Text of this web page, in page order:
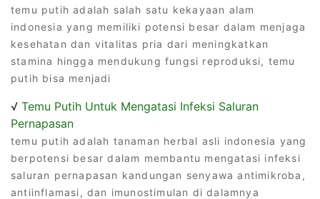
temu putih adalah salah satu kekayaan alam
indonesia yang memiliki potensi besar dalam menjaga
kesehatan dan vitalitas pria dari meningkatkan
stamina hingga mendukung fungsi reproduksi, temu
putih bisa menjadi
√ Temu Putih Untuk Mengatasi Infeksi Saluran
Pernapasan
temu putih adalah tanaman herbal asli indonesia yang
berpotensi besar dalam membantu mengatasi infeksi
saluran pernapasan kandungan senyawa antimikroba,
antiinflamasi, dan imunostimulan di dalamnya